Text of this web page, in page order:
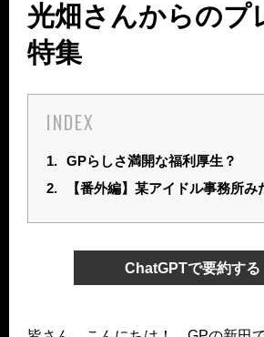
光畑さんからのプ
特集
INDEX
1. GPらしさ満開な福利厚生？
2.
【番外編】某アイドル事務所み
ChatGPTで要約する